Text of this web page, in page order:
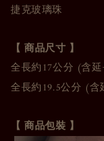
捷克玻璃珠
【 商品尺寸 】
全長約17公分 (含
全長約19.5公分 (含
【 商品包裝 】